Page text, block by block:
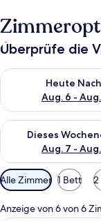
Überprüfe die
Heute
Aug. 6 -
Überprüfe die
Dieses
Aug. 7 -
Überprüfe die
Verfügbare
Filter
für
Alle Zimmer 1 Bett 2
Anzeige von 6 von 6